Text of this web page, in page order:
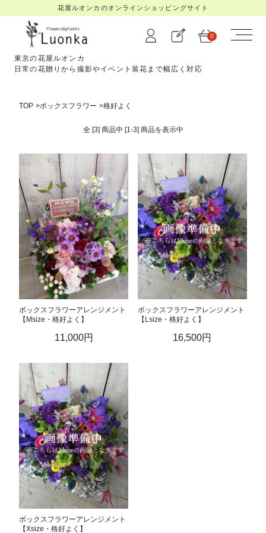
花屋ルオンカのオンラインショッピングサイト
東京の花屋ルオンカ
日常の花贈りから撮影やイベント装花まで幅広く対応
0
TOP >ボックスフラワー >格好よく
全 [3] 商品中 [1-3] 商品を表示中
ボックスフラワーアレンジメント
【Msize・格好よく】
11,000円
ボックスフラワーアレンジメント
【Lsize・格好よく】
16,500円
ボックスフラワーアレンジメント
【Xsize・格好よく】